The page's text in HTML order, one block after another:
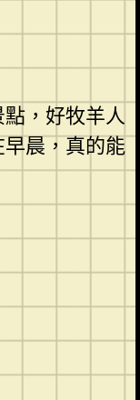
，好牧羊人
晨，真的能